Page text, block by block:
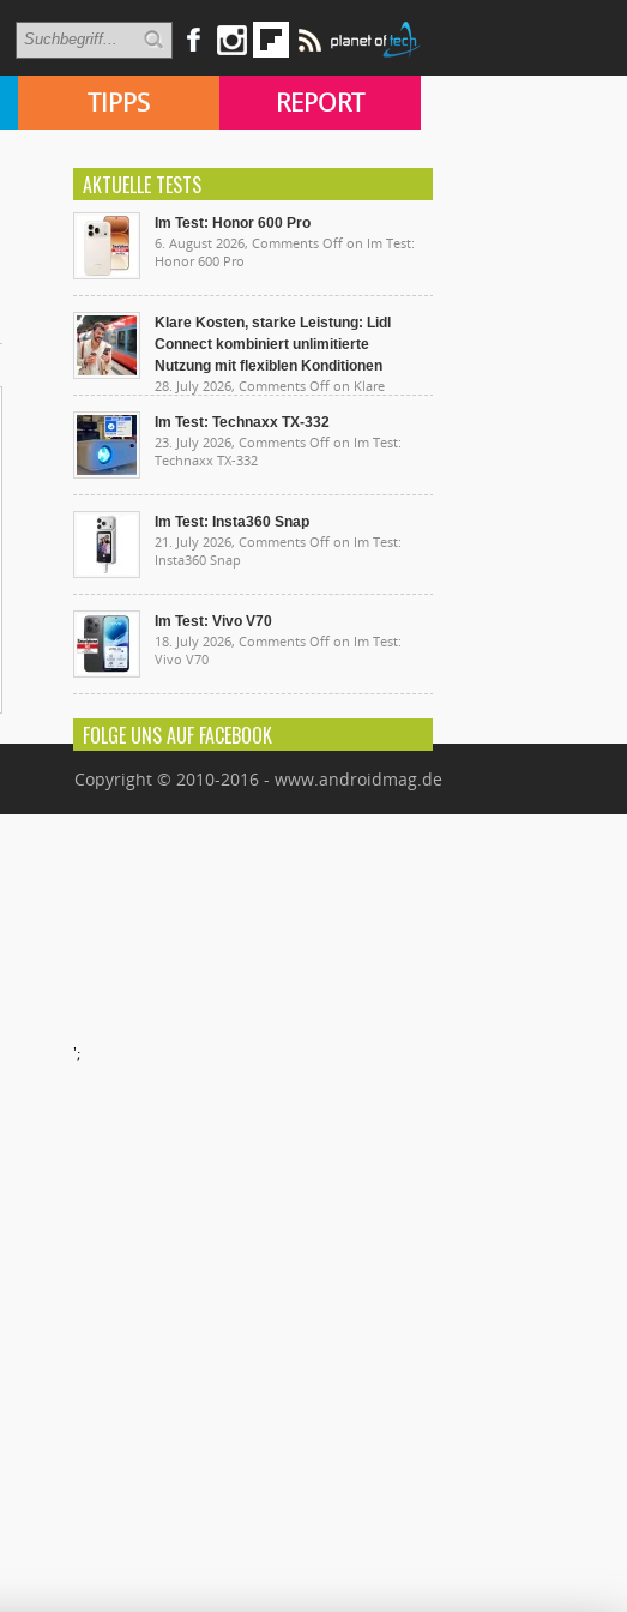
TIPPS REPORT
AKTUELLE TESTS
Im Test: Honor 600 Pro
6. August 2026, Comments Off on Im Test:
Honor 600 Pro
Klare Kosten, starke Leistung: Lidl
Connect kombiniert unlimitierte
Nutzung mit flexiblen Konditionen
28. July 2026, Comments Off on Klare
unlimitierte Nutzung mit flexiblen Konditionen
Im Test: Technaxx TX-332
23. July 2026, Comments Off on Im Test:
Technaxx TX-332
Im Test: Insta360 Snap
21. July 2026, Comments Off on Im Test:
Insta360 Snap
Im Test: Vivo V70
18. July 2026, Comments Off on Im Test:
Vivo V70
FOLGE UNS AUF FACEBOOK
';
Copyright © 2010-2016 - www.androidmag.de